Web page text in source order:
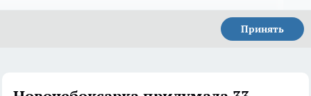
Принять